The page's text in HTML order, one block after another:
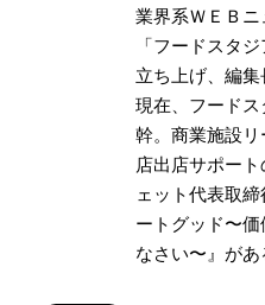
業界系ＷＥＢニ
「フードスタ
立ち上げ、編集
現在、フード
幹。商業施設
店出店サポー
ェット代表取
ートグッド〜
なさい〜』があ